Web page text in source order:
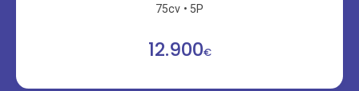
75cv
5P
12.900€